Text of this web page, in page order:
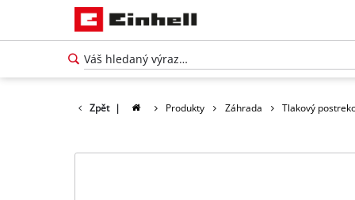
Zpět | Produkty Záhrada Tlakový